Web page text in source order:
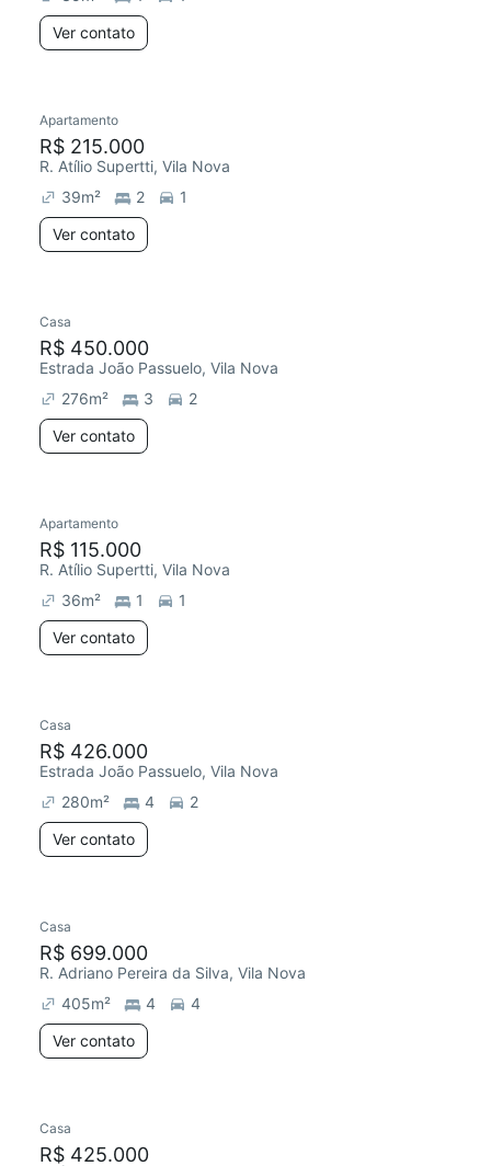
Ver contato
Apartamento
R$ 215.000
R. Atílio Supertti, Vila Nova
39m² 2
1
Ver contato
Casa
R$ 450.000
Estrada João Passuelo, Vila Nova
276m² 3
2
Ver contato
Apartamento
R$ 115.000
R. Atílio Supertti, Vila Nova
36m² 1
1
Ver contato
Casa
R$ 426.000
Estrada João Passuelo, Vila Nova
280m² 4
2
Ver contato
Casa
R$ 699.000
R. Adriano Pereira da Silva, Vila Nova
405m² 4
4
Ver contato
Casa
R$ 425.000